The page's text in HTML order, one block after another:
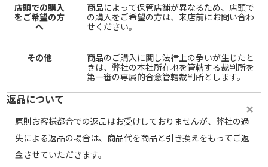
店頭での購入
をご希望の方
へ
商品によって保管店舗が異なるため、店頭で
の購入をご希望の方は、来店前にお問い合わ
せください。
その他
商品のご購入に関し法律上の争いが生じたと
きは、弊社の本社所在地を管轄する裁判所を
第一審の専属的合意管轄裁判所とします。
返品について
原則お客様都合での返品はお受けしておりませんが、弊社の過
失による返品の場合は、商品代を商品と引き換えをもってご返
金させていただきます。